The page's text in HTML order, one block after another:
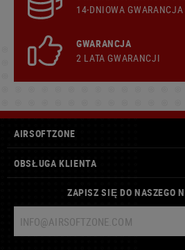
14-DNIOWA
GWARANCJA
2 LATA GWARANCJI
AIRSOFTZONE
OBSŁUGA KLIENTA
ZAPISZ SIĘ DO NASZEGO